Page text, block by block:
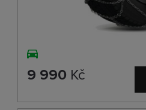
9 990 Kč